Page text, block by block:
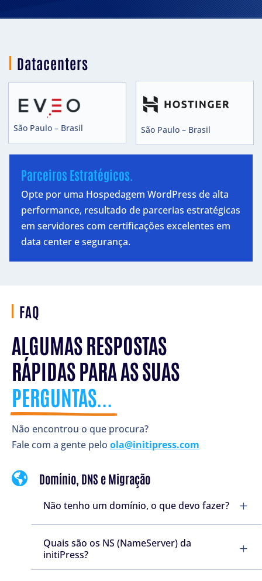
Datacenters
São Paulo – Brasil São Paulo – Brasil
Parceiros Estratégicos.
Opte por uma Hospedagem WordPress de alta
performance, resultado de parcerias estratégicas
em servidores com certificações excelentes em
data center e segurança.
FAQ
ALGUMAS RESPOSTAS
PERGUNTAS...
Não encontrou o que procura?
Fale com a gente pelo ola@initipress.com
 Domínio, DNS e Migração
Não tenho um domínio, o que devo fazer? L
Quais são os NS (NameServer) da
initiPress?
L